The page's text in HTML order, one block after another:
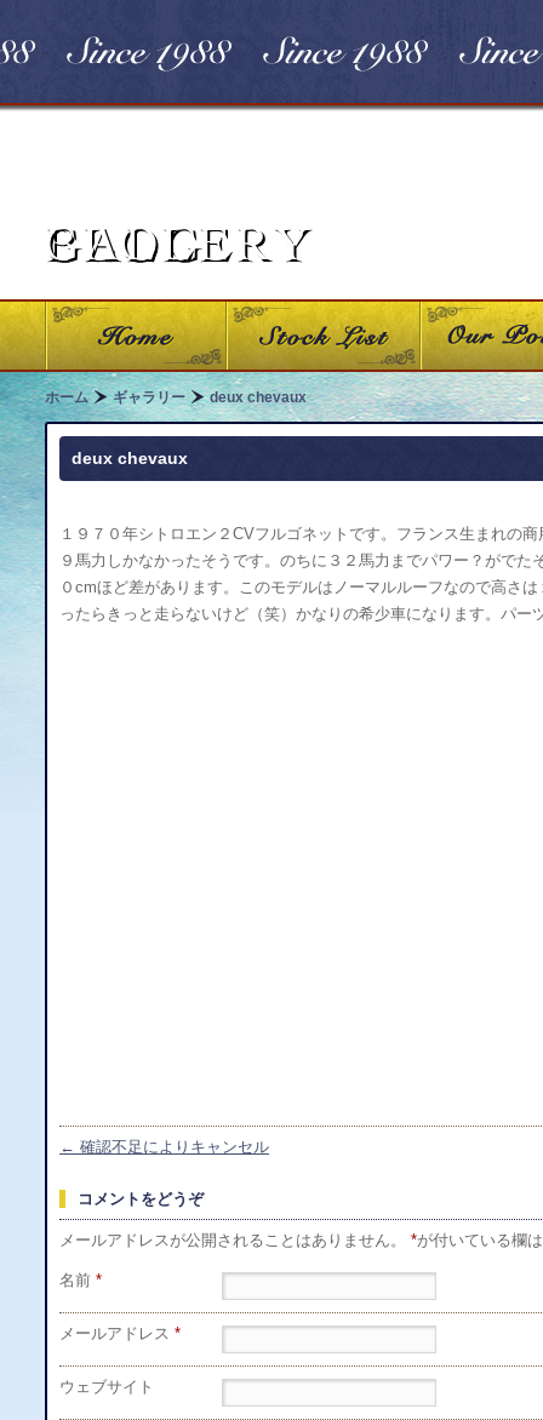
ホーム ギャラリー deux chevaux
deux chevaux
１９７０年シトロエン２CVフルゴネットです。フランス生まれの
９馬力しかなかったそうです。のちに３２馬力までパワー？がで
０cmほど差があります。このモデルはノーマルルーフなので高さ
ったらきっと走らないけど（笑）かなりの希少車になります。パ
← 確認不足によりキャンセル
コメントをどうぞ
メールアドレスが公開されることはありません。 *が付いている欄
名前 *
メールアドレス *
ウェブサイト